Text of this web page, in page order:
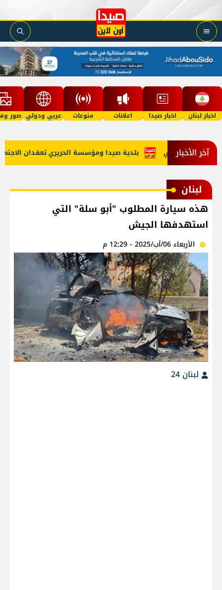
اخبار لبنان اخبار صيدا اعلانات منوعات عربي ودولي صور
آخر الأخبار بلدية صيدا ومؤسسة الحريري تعقدان الاجتماع الاستراتيجي
لبنان
هذه سيارة المطلوب "أبو سلة" التي
استهدفها الجيش
الأربعاء 06/آب/2025 - 12:29 م
لبنان 24